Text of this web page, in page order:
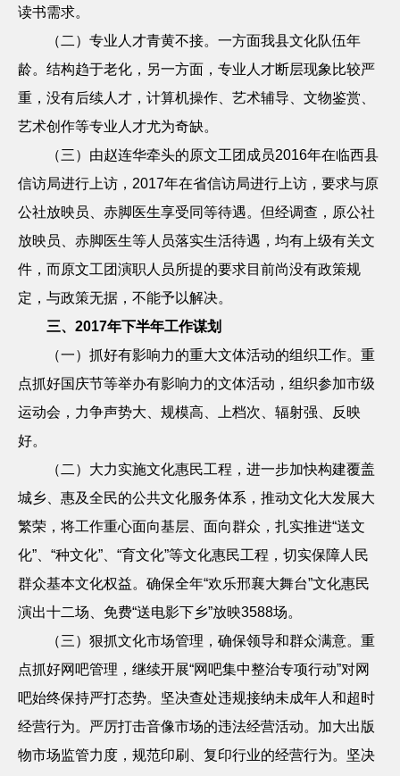
读书需求。
（二）专业人才青黄不接。 一方面我县文化队伍年
龄。结构趋于老化，另一方面，专业人才断层现象比较严
重，没有后续人才，计算机操作、艺术辅导、文物鉴赏、
艺术创作等专业人才尤为奇缺。
（三）由赵连华牵头的原文工团成员2016年在临西县
信访局进行上访， 2017年在省信访局进行上访，要求与原
公社放映员、赤脚医生享受同等待遇。但经调查，原公社
放映员、赤脚医生等人员落实生活待遇，均有上级有关文
件，而原文工团演职人员所提的要求目前尚没有政策规
定，与政策无据，不能予以解决。
三、 2017年下半年工作谋划
（一）抓好有影响力的重大文体活动的组织工作。重
点抓好国庆节等举办有影响力的文体活动，组织参加市级
运动会，力争声势大、规模高、上档次、辐射强、反映
好。
（二）大力实施文化惠民工程，进一步加快构建覆盖
城乡、惠及全民的公共文化服务体系，推动文化大发展大
繁荣，将工作重心面向基层、面向群众，扎实推进“送文
化”、“种文化”、“育文化”等文化惠民工程，切实保障人民
群众基本文化权益。确保全年“欢乐邢襄大舞台”文化惠民
演出十二场、免费“送电影下乡”放映3588场。
（三）狠抓文化市场管理，确保领导和群众满意。重
点抓好网吧管理，继续开展“网吧集中整治专项行动”对网
吧始终保持严打态势。坚决查处违规接纳未成年人和超时
经营行为。严厉打击音像市场的违法经营活动。加大出版
物市场监管力度，规范印刷、复印行业的经营行为。坚决